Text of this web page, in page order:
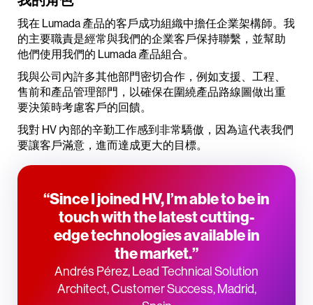
我在 Lumada 產品的客戶成功組織中擔任企業架構師。我
的主要職責是經常與我們的企業客戶保持聯繫，並幫助
他們使用我們的 Lumada 產品組合。
我與公司內許多其他部門密切合作，例如支援、工程、
售前和產品管理部門，以確保在圍繞產品路線圖做出重
要決策時考慮客戶的回饋。
我對 HV 內部的辛勤工作感到非常驕傲，因為這代表我們
要讓客戶滿意，進而達成更大的目標。
“Since I joined HV, I’m able to be in
touch with the latest cutting-
edge technologies available in
the market.”
Andrés Pérez, Lead Technical Solution
Architect, Customer Success, Madrid,